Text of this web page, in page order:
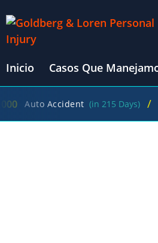
Inicio Casos Que
(in 215 Days) / George